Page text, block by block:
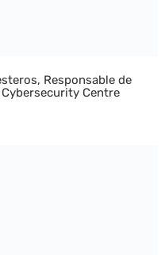
Responsable de
Centre